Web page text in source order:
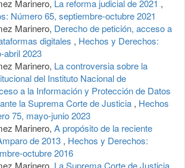
Marinero, La reforma judicial de 2021 ,
Número 65, septiembre-octubre 2021
Marinero, Derecho de petición, acceso a
digitales , Hechos y Derechos:
abril 2023
Marinero, La controversia sobre la
del Instituto Nacional de
a la Información y Protección de Datos
la Suprema Corte de Justicia , Hechos
75, mayo-junio 2023
Marinero, A propósito de la reciente
de 2013 , Hechos y Derechos:
octubre 2016
Marinero, La Suprema Corte de Justicia